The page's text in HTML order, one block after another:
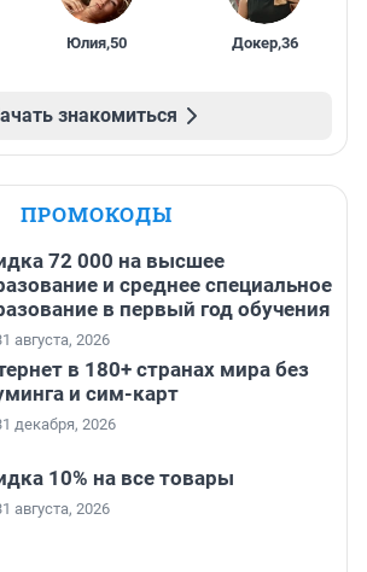
Юлия,50 Докер,36
знакомиться
ПРОМОКОДЫ
72 000 на высшее
и среднее специальное
в первый год обучения
августа, 2026
в 180+ странах мира без
и сим-карт
декабря, 2026
10% на все товары
августа, 2026